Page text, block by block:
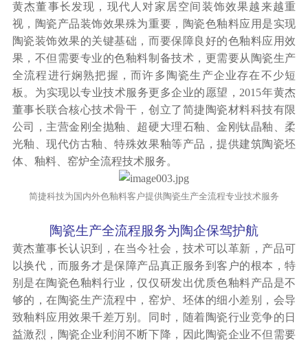
黄杰董事长发现，现代人对家居空间装饰效果越来越重
视，陶瓷产品装饰效果殊为重要，陶瓷色釉料应用是实现
陶瓷装饰效果的关键基础，而要保障良好的色釉料应用效
果，不但需要专业的色釉料制备技术，更需要从陶瓷生产
全流程进行娴熟把握，而许多陶瓷生产企业存在不少短
板。为实现以专业技术服务更多企业的愿望，2015年黄杰
董事长联合核心技术骨干，创立了简捷陶瓷材料科技有限
公司，主营金刚全抛釉、超硬大理石釉、金刚钛晶釉、柔
光釉、现代仿古釉、特殊效果釉等产品，提供建筑陶瓷坯
体、釉料、窑炉全流程技术服务。
简捷科技为国内外色釉料客户提供陶瓷生产全流程专业技术服务
陶瓷生产全流程服务为陶企保驾护航
黄杰董事长认识到，在当今社会，技术可以革新，产品可
以换代，而服务才是保障产品真正服务到客户的根本，特
别是在陶瓷色釉料行业，仅仅研发出优质色釉料产品是不
够的，在陶瓷生产流程中，窑炉、坯体的细小差别，会导
致釉料应用效果千差万别。同时，随着陶瓷行业竞争的日
益激烈，陶瓷企业利润不断下降，因此陶瓷企业不但需要